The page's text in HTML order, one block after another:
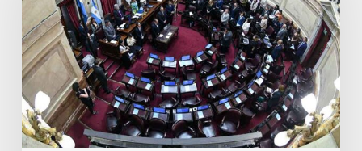
organizaciones
piden
al
Senado
frenar